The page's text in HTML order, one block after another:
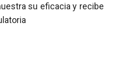
su eficacia y recibe